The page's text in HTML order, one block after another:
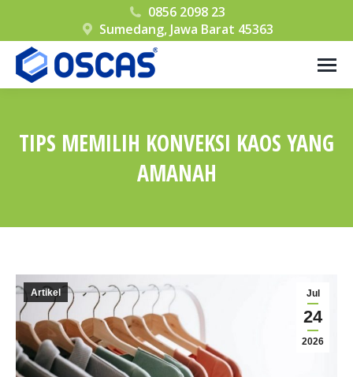
0856 2098 23
Sumedang, Jawa Barat 45363
TIPS MEMILIH KONVEKSI KAOS YANG
AMANAH
Jul
24
2026
Artikel